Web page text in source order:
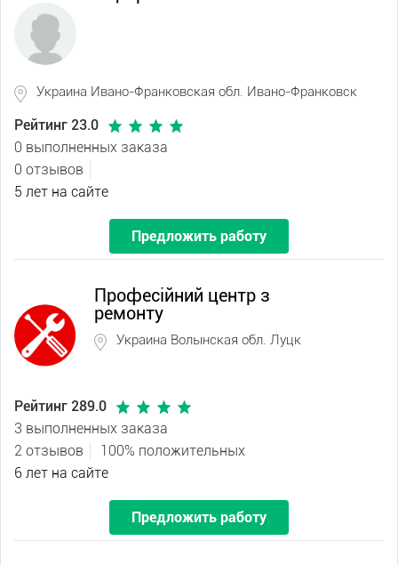
Украина Ивано-Франковская обл. Ивано-Франковск
Рейтинг 23.0
0 выполненных заказа
0 отзывов
5 лет на сайте
Предложить работу
Професійний центр з
ремонту
Украина Волынская обл. Луцк
Рейтинг 289.0
3 выполненных заказа
2 отзывов
100% положительных
6 лет на сайте
Предложить работу